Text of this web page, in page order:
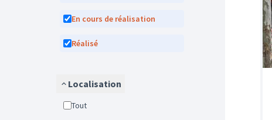
En cours de réalisation
Réalisé
Localisation
Tout